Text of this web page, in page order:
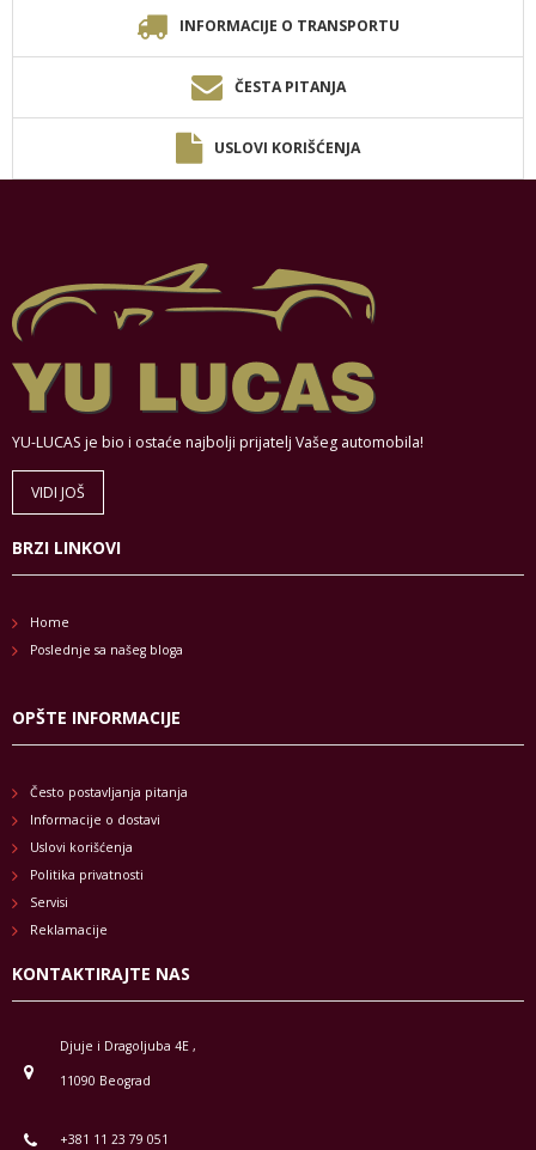
INFORMACIJE O TRANSPORTU
ČESTA PITANJA
USLOVI KORIŠĆENJA
YU-LUCAS je bio i ostaće najbolji prijatelj Vašeg automobila!
VIDI JOŠ
BRZI LINKOVI
Home
Poslednje sa našeg bloga
OPŠTE INFORMACIJE
Često postavljanja pitanja
Informacije o dostavi
Uslovi korišćenja
Politika privatnosti
Servisi
Reklamacije
KONTAKTIRAJTE NAS
Djuje i Dragoljuba 4E ,
11090 Beograd
+381 11 23 79 051